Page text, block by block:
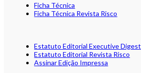
Ficha Técnica
Ficha Técnica Revista Risco
Estatuto Editorial Executive Digest
Estatuto Editorial Revista Risco
Assinar Edição Impressa